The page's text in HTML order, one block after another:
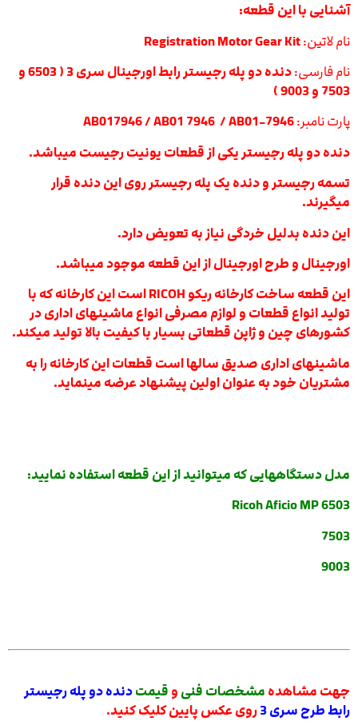
آشنایی با این قطعه:
نام لاتین:Registration Motor Gear Kit
نام فارسی:دنده دو پله رجيستر رابط اورجينال سری 3
( 6503 و
7503 و 9003 )
پارت نامبر:
دنده دو پله رجيستر یکی از قطعات یونیت رجیست میباشد.
تسمه رجیستر و دنده یک پله رجیستر روی این دنده قرار
میگیرند.
این دنده بدلیل خردگی نیاز به تعویض دارد.
اورجینال و طرح اورجینال از این قطعه موجود میباشد.
این قطعه ساخت کارخانه ریکو RICOH است این کارخانه که با
تولید انواع قطعات و لوازم مصرفی انواع ماشینهای اداری در
کشورهای چین و ژاپن قطعاتی بسیار با کیفیت بالا تولید میکند.
ماشینهای اداری صدیق سالها است قطعات این کارخانه را به
مشتریان خود به عنوان اولین پیشنهاد عرضه مینماید.
مدل دستگاههایی که میتوانید از این قطعه استفاده نمایید:
6503 Ricoh Aficio MP
7503
9003
جهت مشاهده مشخصات فنی و قیمتدنده دو پله رجيستر
رابط طرح سری 3
روی عکس پایین کلیک کنید.